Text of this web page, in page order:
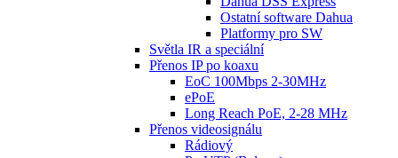
Ostatní software Dahua
Platformy pro SW
Světla IR a speciální
Přenos IP po koaxu
EoC 100Mbps 2-30MHz
ePoE
Long Reach PoE, 2-28 MHz
Přenos videosignálu
Rádiový